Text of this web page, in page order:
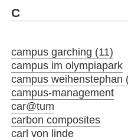
C
campus garching (11)
campus im olympiapark
campus weihenstephan
campus-management
car@tum
carbon composites
carl von linde